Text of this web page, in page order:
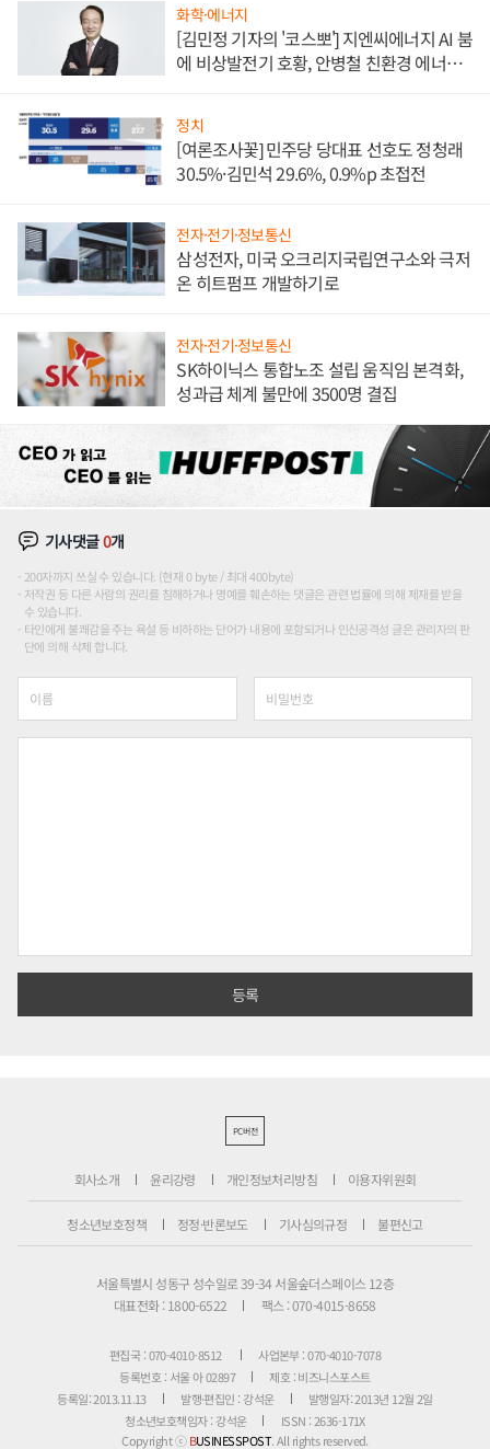
화학·에너지
[김민정 기자의 '코스뽀'] 지엔씨에너지 AI 붐
에 비상발전기 호황, 안병철 친환경 에너지
정치
[여론조사꽃] 민주당 당대표 선호도 정청래
30.5%·김민석 29.6%, 0.9%p 초접전
전자·전기·정보통신
삼성전자, 미국 오크리지국립연구소와 극저
온 히트펌프 개발하기로
전자·전기·정보통신
SK하이닉스 통합노조 설립 움직임 본격화,
성과급 체계 불만에 3500명 결집
기사댓글0개
200자까지 쓰실 수 있습니다. (현재 0 byte / 최대 400byte)
저작권 등 다른 사람의 권리를 침해하거나 명예를 훼손하는 댓글은 관련 법률에 의해 제재를 받을
수 있습니다.
타인에게 불쾌감을 주는 욕설 등 비하하는 단어가 내용에 포함되거나 인신공격성 글은 관리자의 판
단에 의해 삭제 합니다.
PC버전
회사소개 윤리강령 개인정보처리방침 이용자위원회
청소년보호정책 정정·반론보도 기사심의규정 불편신고
서울특별시 성동구 성수일로 39-34 서울숲더스페이스 12층
대표전화 : 1800-6522
팩스 : 070-4015-8658
편집국 : 070-4010-8512
사업본부 : 070-4010-7078
등록번호 : 서울 아 02897
제호 : 비즈니스포스트
등록일: 2013.11.13
발행·편집인 : 강석운
발행일자: 2013년 12월 2일
청소년보호책임자 : 강석운
ISSN : 2636-171X
Copyright ⓒBUSINESSPOST. All rights reserved.